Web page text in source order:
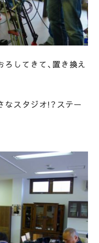
してきて、置き換え
スタジオ!？ステー